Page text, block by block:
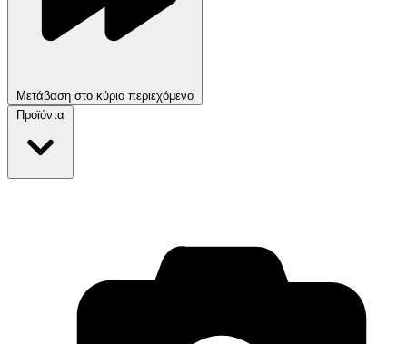
Μετάβαση στο κύριο περιεχόμενο
Προϊόντα